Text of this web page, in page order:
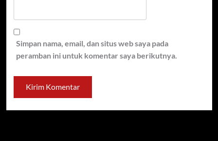
Simpan nama, email, dan situs web saya pada
peramban ini untuk komentar saya berikutnya.